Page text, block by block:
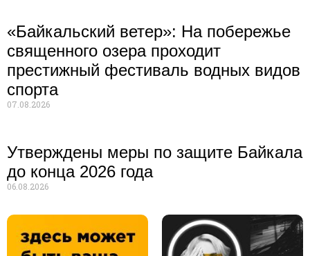
«Байкальский ветер»: На побережье
священного озера проходит
престижный фестиваль водных видов
спорта
07.08.2026
Утверждены меры по защите Байкала
до конца 2026 года
06.08.2026